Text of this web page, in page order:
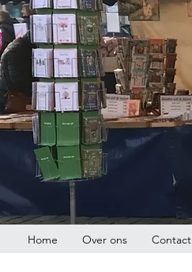
Home Over ons Contact